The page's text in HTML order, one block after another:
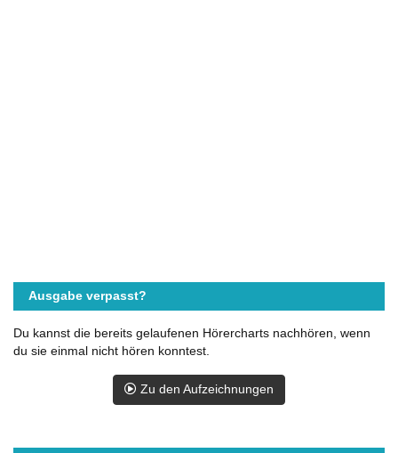
Ausgabe verpasst?
Du kannst die bereits gelaufenen Hörercharts nachhören, wenn
du sie einmal nicht hören konntest.
Zu den Aufzeichnungen